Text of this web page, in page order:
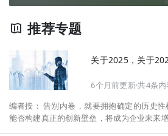
推荐专题
关于2025，关于
6个月前更新·共4条内
编者按： 告别内卷，就要拥抱确定的历史性机遇：未来食品健康化。而
能否构建真正的创新壁垒，将成为企业未来增长的